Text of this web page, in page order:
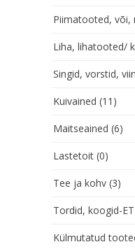
Piimatooted, või,
Liha, lihatooted/
Singid, vorstid,
Kuivained (11)
Maitseained (6)
Lastetoit (0)
Tee ja kohv (3)
Tordid, koogid-
Külmutatud